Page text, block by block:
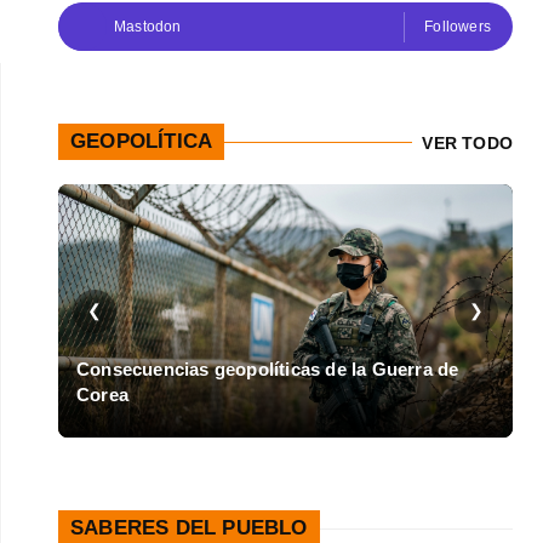
Mastodon Followers
GEOPOLÍTICA VER TODO
❮
Consecuencias geopolíticas de la Guerra de
Corea
❯
SABERES DEL PUEBLO